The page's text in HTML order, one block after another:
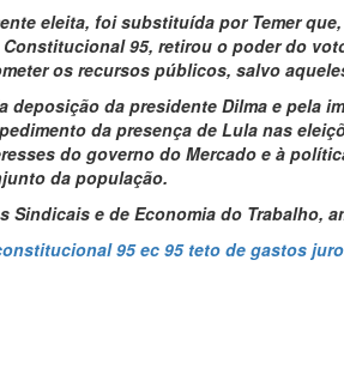
eleita, foi substituída por Temer
95, retirou o poder do
os recursos públicos, salvo
da presidente Dilma e pela
da presença de Lula nas
do governo do Mercado e à
da população.
e de Economia do Trabalho,
95 ec 95 teto de gastos